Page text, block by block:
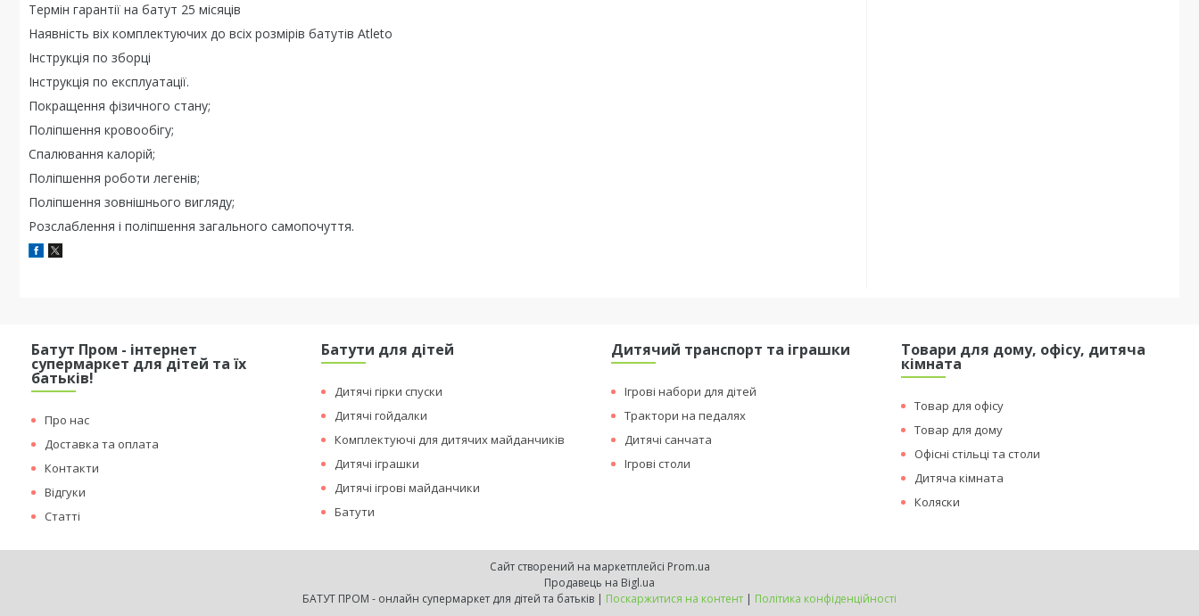
Термін гарантії на батут 25 місяців
Наявність віх комплектуючих до всіх розмірів батутів Atleto
Інструкція по зборці
Інструкція по експлуатації.
Покращення фізичного стану;
Поліпшення кровообігу;
Спалювання калорій;
Поліпшення роботи легенів;
Поліпшення зовнішнього вигляду;
Розслаблення і поліпшення загального самопочуття.
Батут Пром - інтернет
супермаркет для дітей та їх
батьків!
Про нас
Доставка та оплата
Контакти
Відгуки
Статті
Батути для дітей
Дитячі гірки спуски
Дитячі гойдалки
Комплектуючі для дитячих майданчиків
Дитячі іграшки
Дитячі ігрові майданчики
Батути
Дитячий транспорт та іграшки
Ігрові набори для дітей
Трактори на педалях
Дитячі санчата
Ігрові столи
Товари для дому, офісу, дитяча
кімната
Товар для офісу
Товар для дому
Офісні стільці та столи
Дитяча кімната
Коляски
Сайт створений на маркетплейсі Prom.ua
Продавець на Bigl.ua
БАТУТ ПРОМ - онлайн супермаркет для дітей та батьків | Поскаржитися на контент | Політика конфіденційності